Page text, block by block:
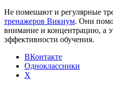
Не помешают и регулярные
тренажеров Викиум. Они
внимание и концентрацию, а
эффективности обучения.
ВКонтакте
Одноклассники
X